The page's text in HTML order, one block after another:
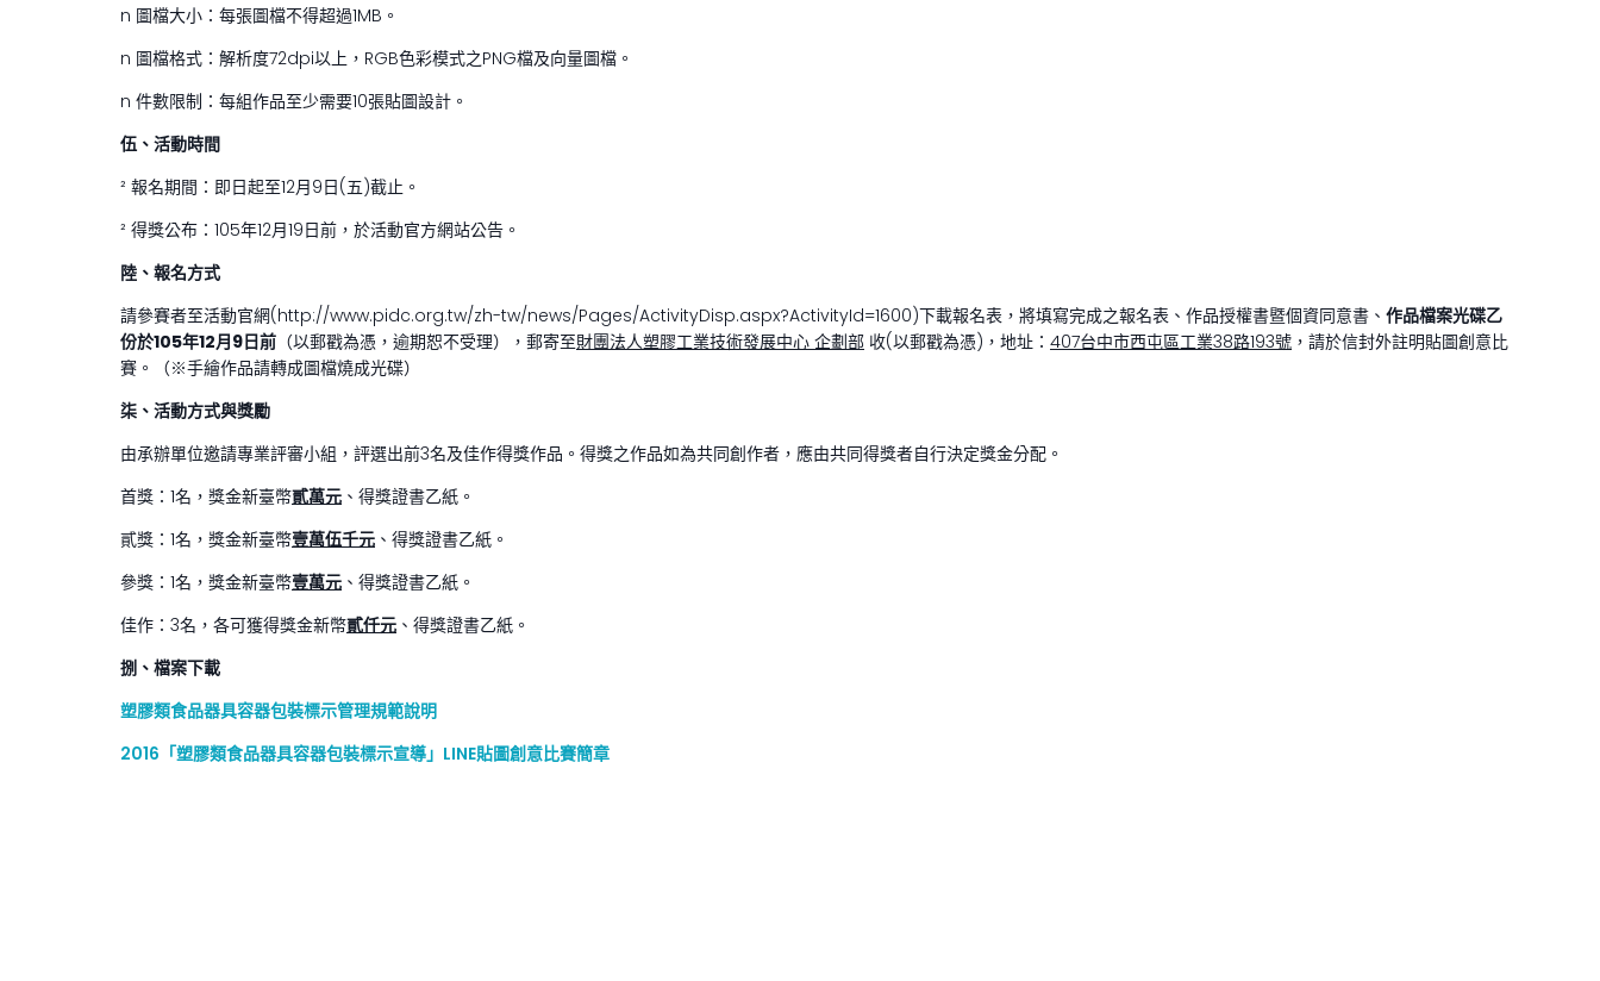
n 圖檔大小：每張圖檔不得超過1MB。
n 圖檔格式：解析度72dpi以上，RGB色彩模式之PNG檔及向量圖檔。
n 件數限制：每組作品至少需要10張貼圖設計。
伍、活動時間
² 報名期間：即日起至12月9日(五)截止。
² 得獎公布：105年12月19日前，於活動官方網站公告。
陸、 報名方式
請參賽者至活動官網(http://www.pidc.org.tw/zh-tw/news/Pages/ActivityDisp.aspx?ActivityId=1600)下載報名表，將填寫完成之報名表、作品授權書暨個資同意書、 作品檔案光碟乙
份於105年12月9日前 （以郵戳為憑，逾期恕不受理），郵寄至財團法人塑膠工業技術發展中心 企劃部 收(以郵戳為憑)，地址： 407台中市西屯區工業38路193號 ，請於信封外註明貼圖創意比
賽。（※手繪作品請轉成圖檔燒成光碟）
柒、 活動方式與獎勵
由承辦單位邀請專業評審小組，評選出前3名及佳作得獎作品。得獎之作品如為共同創作者，應由共同得獎者自行決定獎金分配。
首獎：1名，獎金新臺幣貳萬元 、得獎證書乙紙。
貳獎：1名，獎金新臺幣壹萬伍千元 、得獎證書乙紙。
參獎：1名，獎金新臺幣壹萬元 、得獎證書乙紙。
佳作：3名，各可獲得獎金新幣貳仟元 、得獎證書乙紙。
捌、檔案下載
塑膠類食品器具容器包裝標示管理規範說明
2016「塑膠類食品器具容器包裝標示宣導」LINE貼圖創意比賽簡章